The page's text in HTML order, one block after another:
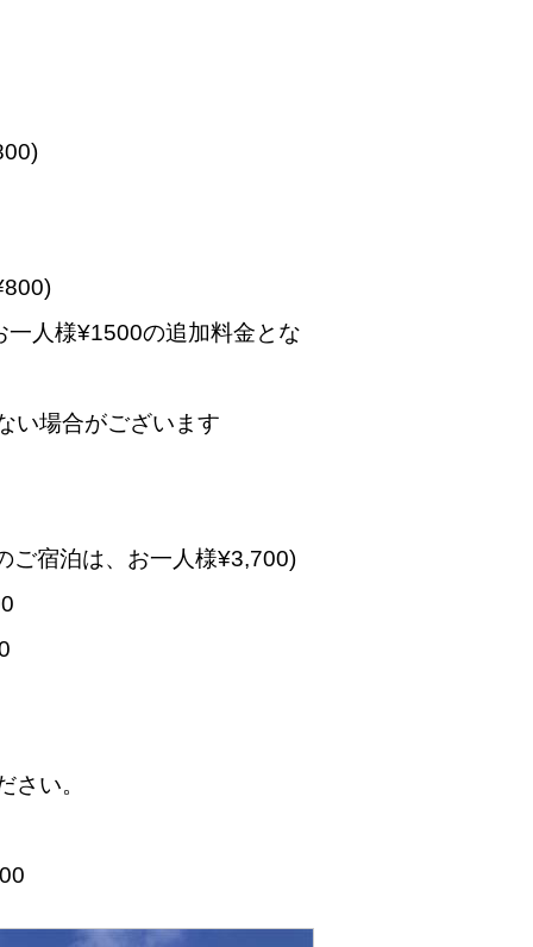
人様¥1500の追加料金とな
い場合がございます
宿泊は、お一人様¥3,700)
さい。